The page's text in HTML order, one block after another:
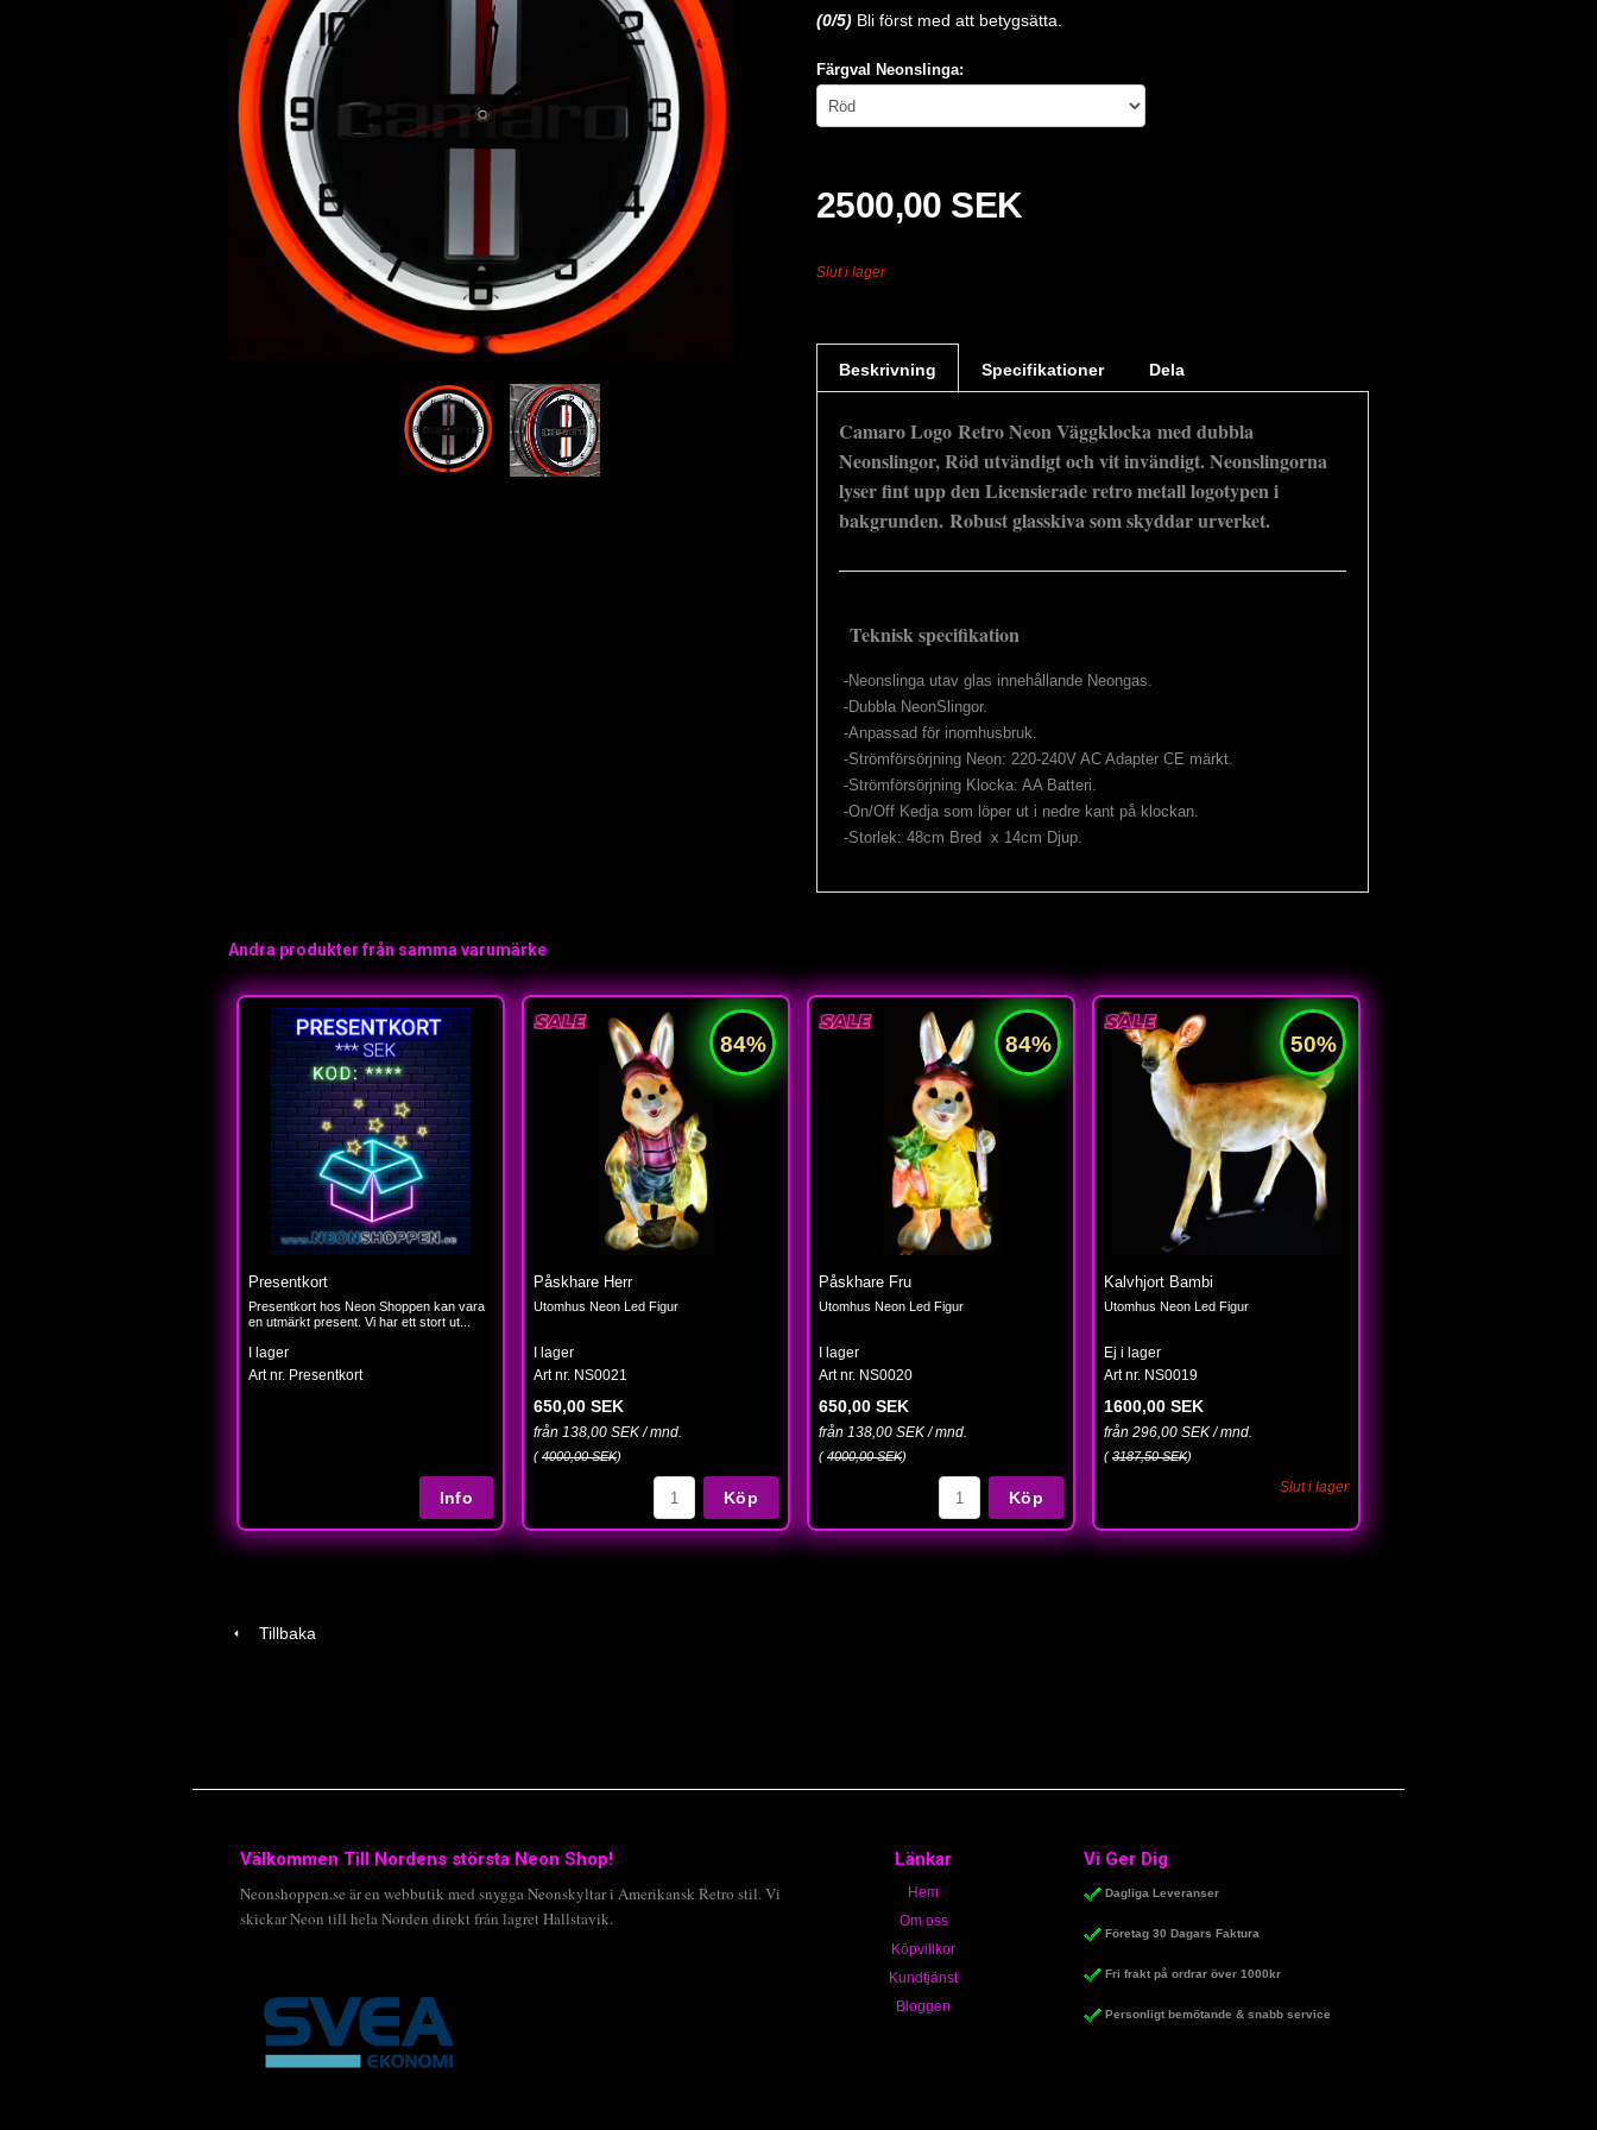
(0/5) Bli först med att betygsätta.
Färgval Neonslinga:
2500,00 SEK
Slut i lager
Beskrivning Specifikationer Dela
Camaro Logo Retro Neon Väggklocka med dubbla
Neonslingor, Röd utvändigt och vit invändigt. Neonslingorna
lyser fint upp den Licensierade retro metall logotypen i
bakgrunden. Robust glasskiva som skyddar urverket.
Teknisk specifikation
-Neonslinga utav glas innehållande Neongas.
-Dubbla NeonSlingor.
-Anpassad för inomhusbruk.
-Strömförsörjning Neon: 220-240V AC Adapter CE märkt.
-Strömförsörjning Klocka: AA Batteri.
-On/Off Kedja som löper ut i nedre kant på klockan.
-Storlek: 48cm Bred x 14cm Djup.
Andra produkter från samma varumärke
Presentkort
Presentkort hos Neon Shoppen kan vara
en utmärkt present. Vi har ett stort ut...
I lager
Art nr. Presentkort
Påskhare Herr
Utomhus Neon Led Figur
I lager
Art nr. NS0021
650,00 SEK
från 138,00 SEK / mnd.
(4000,00 SEK)
Köp
Påskhare Fru
Utomhus Neon Led Figur
I lager
Art nr. NS0020
650,00 SEK
från 138,00 SEK / mnd.
(4000,00 SEK)
Köp
Kalvhjort Bambi
Utomhus Neon Led Figur
Ej i lager
Art nr. NS0019
1600,00 SEK
från 296,00 SEK / mnd.
(3187,50 SEK)
Slut i lager
Tillbaka
Välkommen Till Nordens största Neon Shop!
Neonshoppen.se är en webbutik med snygga Neonskyltar i Amerikansk Retro stil. Vi
skickar Neon till hela Norden direkt från lagret Hallstavik.
Länkar
Hem
Om oss
Köpvillkor
Kundtjänst
Bloggen
Vi Ger Dig
Dagliga Leveranser
Företag 30 Dagars Faktura
Fri frakt på ordrar över 1000kr
Personligt bemötande & snabb service